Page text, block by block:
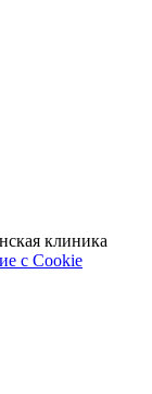
клиника
с Cookie